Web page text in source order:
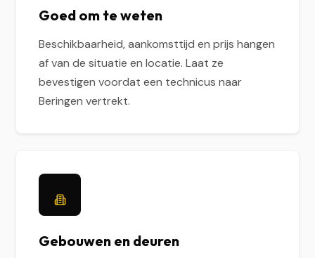
Goed om te weten
Beschikbaarheid, aankomsttijd en prijs hangen
af van de situatie en locatie. Laat ze
bevestigen voordat een technicus naar
Beringen vertrekt.
Gebouwen en deuren